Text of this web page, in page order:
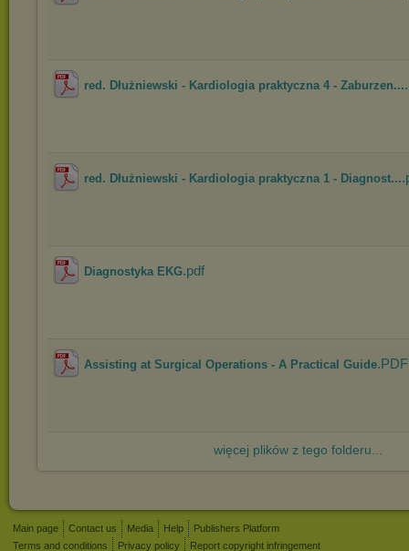
red. Dłużniewski - Kardiologia praktyczna 4 - Zaburzen...
red. Dłużniewski - Kardiologia praktyczna 1 - Diagnost...
Diagnostyka EKG.pdf
Assisting at Surgical Operations - A Practical Guide.PDF
więcej plików z tego folderu...
Main page Contact us Media Help
Publishers Platform
Terms and conditions
Privacy policy Report copyright infringement